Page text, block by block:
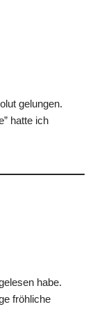
gelungen.
hatte ich
habe.
fröhliche